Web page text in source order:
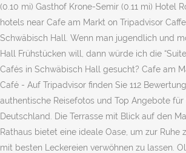
(0.10 mi) Gasthof Krone-Semir (0.11 mi) Hotel
hotels near Cafe am Markt on Tripadvisor
Schwäbisch Hall. Wenn man jugendlich und
Hall Frühstücken will, dann würde ich die “Suite
Cafés in Schwäbisch Hall gesucht? Cafe am
Café - Auf Tripadvisor finden Sie 112
authentische Reisefotos und Top Angebote für
Deutschland. Die Terrasse mit Blick auf den
Rathaus bietet eine ideale Oase, um zur Ruhe
mit besten Leckereien verwöhnen zu lassen.